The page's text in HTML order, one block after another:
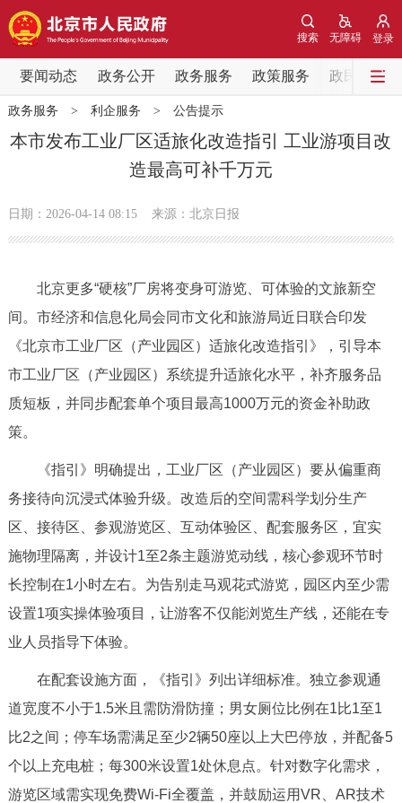
登录
无障碍
搜索
要闻动态 政务公开 政务服务 政策服务 政民互动
要闻动态
党中央精神 国务院信息
会议信息
市领导 机构职能 政策服务
政策兑现 政策解读 回应关切
政务服务
中介服务 阳光政务
12345网上接诉即办 我要咨询 我要建议
参与调查 在线访谈 图说互动
政务服务 > 利企服务 > 公告提示
本市发布工业厂区适旅化改造指引 工业游项目改
造最高可补千万元
日期：2026-04-14 08:15 来源：北京日报
北京更多“硬核”厂房将变身可游览、可体验的文旅新空
间。市经济和信息化局会同市文化和旅游局近日联合印发
《北京市工业厂区（产业园区）适旅化改造指引》，引导本
市工业厂区（产业园区）系统提升适旅化水平，补齐服务品
质短板，并同步配套单个项目最高1000万元的资金补助政
策。
《指引》明确提出，工业厂区（产业园区）要从偏重商
务接待向沉浸式体验升级。改造后的空间需科学划分生产
区、接待区、参观游览区、互动体验区、配套服务区，宜实
施物理隔离，并设计1至2条主题游览动线，核心参观环节时
长控制在1小时左右。为告别走马观花式游览，园区内至少需
设置1项实操体验项目，让游客不仅能浏览生产线，还能在专
业人员指导下体验。
在配套设施方面，《指引》列出详细标准。独立参观通
道宽度不小于1.5米且需防滑防撞；男女厕位比例在1比1至1
比2之间；停车场需满足至少2辆50座以上大巴停放，并配备5
个以上充电桩；每300米设置1处休息点。针对数字化需求，
游览区域需实现免费Wi-Fi全覆盖，并鼓励运用VR、AR技术